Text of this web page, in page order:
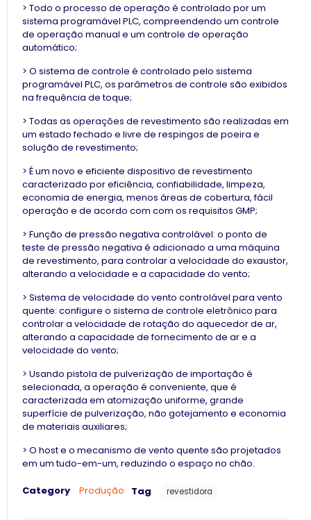
> Todo o processo de operação é controlado por um
sistema programável PLC, compreendendo um controle
de operação manual e um controle de operação
automático;
> O sistema de controle é controlado pelo sistema
programável PLC, os parâmetros de controle são exibidos
na frequência de toque;
> Todas as operações de revestimento são realizadas em
um estado fechado e livre de respingos de poeira e
solução de revestimento;
> É um novo e eficiente dispositivo de revestimento
caracterizado por eficiência, confiabilidade, limpeza,
economia de energia, menos áreas de cobertura, fácil
operação e de acordo com com os requisitos GMP;
> Função de pressão negativa controlável: o ponto de
teste de pressão negativa é adicionado a uma máquina
de revestimento, para controlar a velocidade do exaustor,
alterando a velocidade e a capacidade do vento;
> Sistema de velocidade do vento controlável para vento
quente: configure o sistema de controle eletrônico para
controlar a velocidade de rotação do aquecedor de ar,
alterando a capacidade de fornecimento de ar e a
velocidade do vento;
> Usando pistola de pulverização de importação é
selecionada, a operação é conveniente, que é
caracterizada em atomização uniforme, grande
superfície de pulverização, não gotejamento e economia
de materiais auxiliares;
> O host e o mecanismo de vento quente são projetados
em um tudo-em-um, reduzindo o espaço no chão.
Category Produção Tag revestidora